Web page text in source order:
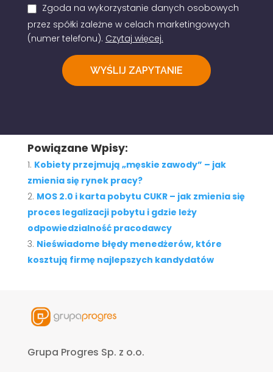
Zgoda na wykorzystanie danych osobowych
przez spółki zależne w celach marketingowych
(numer telefonu). Czytaj więcej.
Powiązane Wpisy:
Kobiety przejmują „męskie zawody” – jak
zmienia się rynek pracy?
MOS 2.0 i karta pobytu CUKR – jak zmienia się
proces legalizacji pobytu i gdzie leży
odpowiedzialność pracodawcy
Nieświadome błędy menedżerów, które
kosztują firmę najlepszych kandydatów
Grupa Progres Sp. z o.o.